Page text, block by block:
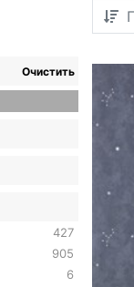
Очистить
427
905
6